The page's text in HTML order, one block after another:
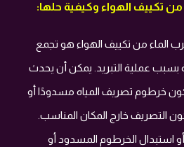
تكييف الهواء وكيفية حلها:
الماء من تكييف الهواء هو تجمع
بسبب عملية التبريد. يمكن أن يحدث
خرطوم تصريف المياه مسدودًا أو
التصريف خارج المكان المناسب.
استبدال الخرطوم المسدود أو